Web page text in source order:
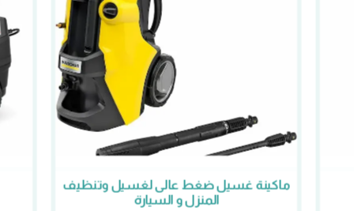
ماكينة غسيل ضغط عالى لغسيل وتنظيف
المنزل و السيارة